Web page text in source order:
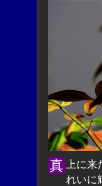
真上に来た太陽の光がナンテンの若葉を照らしてき
れいに